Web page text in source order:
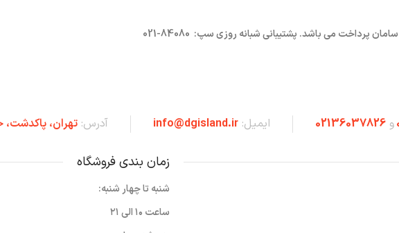
پرداخت می باشد. پشتیبانی شبانه روزی سپ: 84080-021
و02136037826 ایمیل:info@dgisland.ir آدرس:تهران،‌ پاکدشت،
زمان بندی فروشگاه
شنبه تا چهار شنبه:
ساعت ۱۰ الی ۲۱